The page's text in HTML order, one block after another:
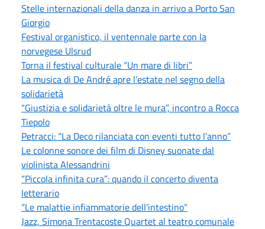
Stelle internazionali della danza in arrivo a Porto San
Giorgio
Festival organistico, il ventennale parte con la
norvegese Ulsrud
Torna il festival culturale “Un mare di libri”
La musica di De André apre l’estate nel segno della
solidarietà
“Giustizia e solidarietà oltre le mura”, incontro a Rocca
Tiepolo
Petracci: “La Deco rilanciata con eventi tutto l’anno”
Le colonne sonore dei film di Disney suonate dal
violinista Alessandrini
“Piccola infinita cura”: quando il concerto diventa
letterario
“Le malattie infiammatorie dell’intestino”
Jazz, Simona Trentacoste Quartet al teatro comunale